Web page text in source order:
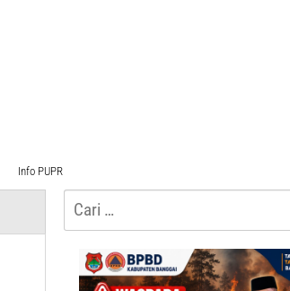
Info PUPR
Cari
untuk: